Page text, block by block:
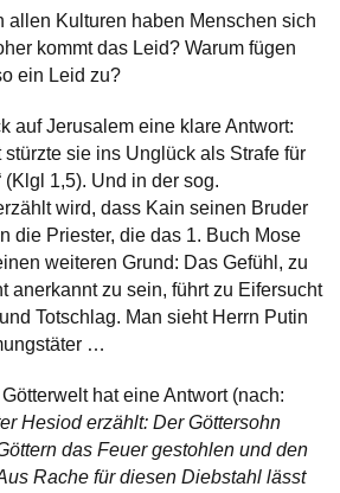
allen Kulturen haben Menschen sich
kommt das Leid? Warum fügen
ein Leid zu?
auf Jerusalem eine klare Antwort:
stürzte sie ins Unglück als Strafe für
(Klgl 1,5). Und in der sog.
wird, dass Kain seinen Bruder
die Priester, die das 1. Buch Mose
weiteren Grund: Das Gefühl, zu
anerkannt zu sein, führt zu Eifersucht
Totschlag. Man sieht Herrn Putin
…
hat eine Antwort (nach:
Hesiod erzählt: Der Göttersohn
das Feuer gestohlen und den
Rache für diesen Diebstahl lässt